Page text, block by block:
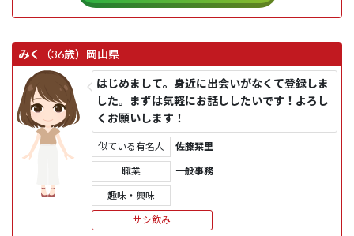
みく （36歳） 岡山県
はじめまして。身近に出会いがなくて登録しま
した。まずは気軽にお話ししたいです！よろし
くお願いします！
似ている有名人 佐藤栞里
職業 一般事務
趣味・興味
サシ飲み